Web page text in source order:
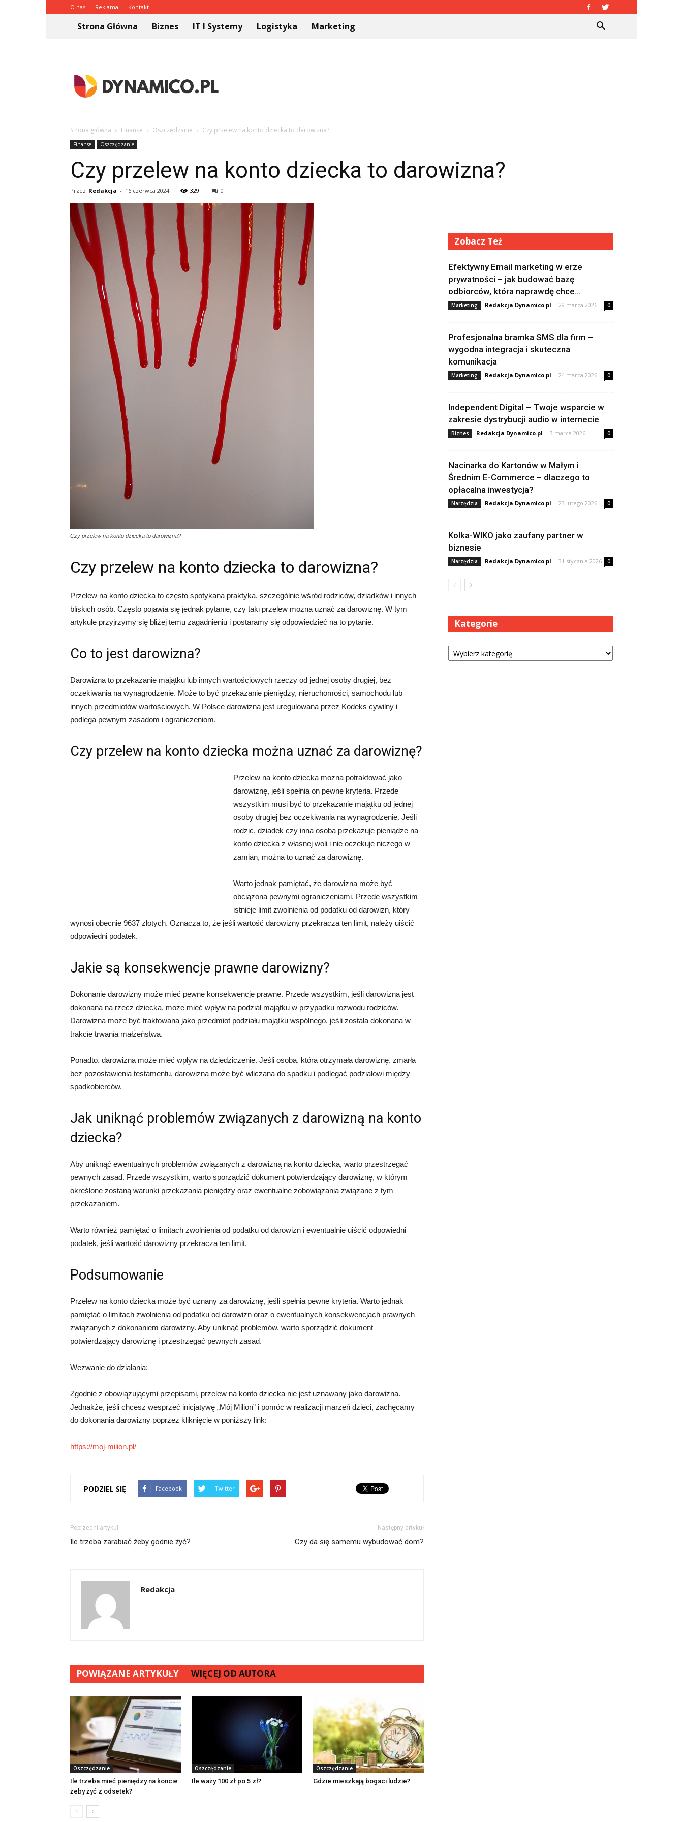
O nas Reklama Kontakt
Strona Główna Biznes IT I Systemy Logistyka Marketing
Strona główna Finanse Oszczędzanie Czy przelew na konto dziecka to darowizna?
Finanse Oszczędzanie
Czy przelew na konto dziecka to darowizna?
Przez Redakcja - 16 czerwca 2024 329 0
Czy przelew na konto dziecka to darowizna?
Czy przelew na konto dziecka to darowizna?
Przelew na konto dziecka to często spotykana praktyka, szczególnie wśród rodziców, dziadków i innych
bliskich osób. Często pojawia się jednak pytanie, czy taki przelew można uznać za darowiznę. W tym
artykule przyjrzymy się bliżej temu zagadnieniu i postaramy się odpowiedzieć na to pytanie.
Co to jest darowizna?
Darowizna to przekazanie majątku lub innych wartościowych rzeczy od jednej osoby drugiej, bez
oczekiwania na wynagrodzenie. Może to być przekazanie pieniędzy, nieruchomości, samochodu lub
innych przedmiotów wartościowych. W Polsce darowizna jest uregulowana przez Kodeks cywilny i
podlega pewnym zasadom i ograniczeniom.
Czy przelew na konto dziecka można uznać za darowiznę?
Przelew na konto dziecka można potraktować jako
darowiznę, jeśli spełnia on pewne kryteria. Przede
wszystkim musi być to przekazanie majątku od jednej
osoby drugiej bez oczekiwania na wynagrodzenie. Jeśli
rodzic, dziadek czy inna osoba przekazuje pieniądze na
konto dziecka z własnej woli i nie oczekuje niczego w
zamian, można to uznać za darowiznę.
Warto jednak pamiętać, że darowizna może być
obciążona pewnymi ograniczeniami. Przede wszystkim
istnieje limit zwolnienia od podatku od darowizn, który
wynosi obecnie 9637 złotych. Oznacza to, że jeśli wartość darowizny przekracza ten limit, należy uiścić
odpowiedni podatek.
Jakie są konsekwencje prawne darowizny?
Dokonanie darowizny może mieć pewne konsekwencje prawne. Przede wszystkim, jeśli darowizna jest
dokonana na rzecz dziecka, może mieć wpływ na podział majątku w przypadku rozwodu rodziców.
Darowizna może być traktowana jako przedmiot podziału majątku wspólnego, jeśli została dokonana w
trakcie trwania małżeństwa.
Ponadto, darowizna może mieć wpływ na dziedziczenie. Jeśli osoba, która otrzymała darowiznę, zmarła
bez pozostawienia testamentu, darowizna może być wliczana do spadku i podlegać podziałowi między
spadkobierców.
Jak uniknąć problemów związanych z darowizną na konto
dziecka?
Aby uniknąć ewentualnych problemów związanych z darowizną na konto dziecka, warto przestrzegać
pewnych zasad. Przede wszystkim, warto sporządzić dokument potwierdzający darowiznę, w którym
określone zostaną warunki przekazania pieniędzy oraz ewentualne zobowiązania związane z tym
przekazaniem.
Warto również pamiętać o limitach zwolnienia od podatku od darowizn i ewentualnie uiścić odpowiedni
podatek, jeśli wartość darowizny przekracza ten limit.
Podsumowanie
Przelew na konto dziecka może być uznany za darowiznę, jeśli spełnia pewne kryteria. Warto jednak
pamiętać o limitach zwolnienia od podatku od darowizn oraz o ewentualnych konsekwencjach prawnych
związanych z dokonaniem darowizny. Aby uniknąć problemów, warto sporządzić dokument
potwierdzający darowiznę i przestrzegać pewnych zasad.
Wezwanie do działania:
Zgodnie z obowiązującymi przepisami, przelew na konto dziecka nie jest uznawany jako darowizna.
Jednakże, jeśli chcesz wesprzeć inicjatywę „Mój Milion” i pomóc w realizacji marzeń dzieci, zachęcamy
do dokonania darowizny poprzez kliknięcie w poniższy link:
https://moj-milion.pl/
PODZIEL SIĘ Facebook Twitter
Poprzedni artykuł
Ile trzeba zarabiać żeby godnie żyć?
Następny artykuł
Czy da się samemu wybudować dom?
Redakcja
POWIĄZANE ARTYKUŁY WIĘCEJ OD AUTORA
Oszczędzanie
Ile trzeba mieć pieniędzy na koncie
żeby żyć z odsetek?
Oszczędzanie
Ile waży 100 zł po 5 zł?
Oszczędzanie
Gdzie mieszkają bogaci ludzie?
Zobacz Też
Efektywny Email marketing w erze
prywatności – jak budować bazę
odbiorców, która naprawdę chce...
Marketing Redakcja Dynamico.pl - 29 marca 2026 0
Profesjonalna bramka SMS dla firm –
wygodna integracja i skuteczna
komunikacja
Marketing Redakcja Dynamico.pl - 24 marca 2026 0
Independent Digital – Twoje wsparcie w
zakresie dystrybucji audio w internecie
Biznes Redakcja Dynamico.pl - 3 marca 2026 0
Nacinarka do Kartonów w Małym i
Średnim E-Commerce – dlaczego to
opłacalna inwestycja?
Narzędzia Redakcja Dynamico.pl - 23 lutego 2026 0
Kolka-WIKO jako zaufany partner w
biznesie
Narzędzia Redakcja Dynamico.pl - 31 stycznia 2026 0
Kategorie
Kategorie